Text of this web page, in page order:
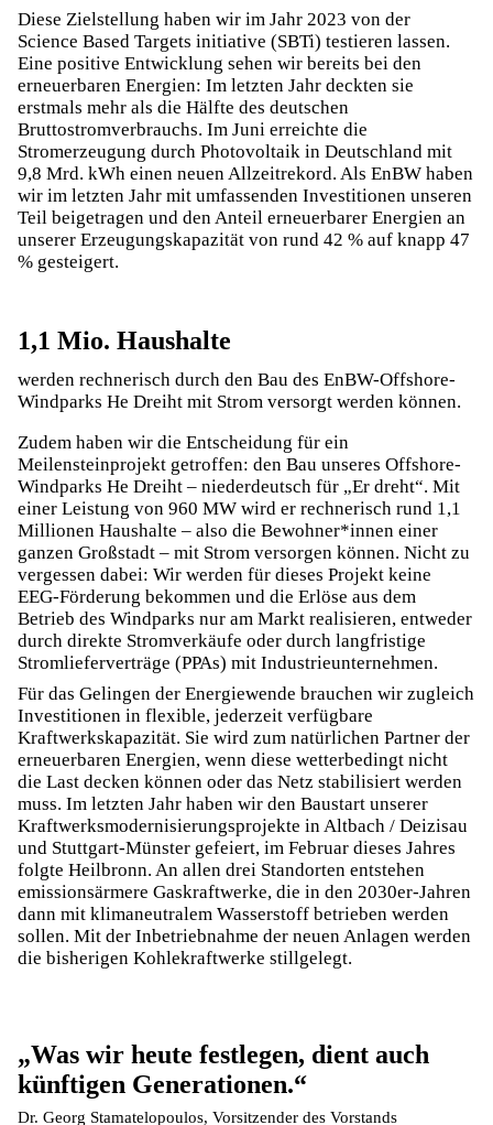
Diese Zielstellung haben wir im Jahr 2023 von der
Science Based Targets initiative (SBTi) testieren lassen.
Eine positive Entwicklung sehen wir bereits bei den
erneuerbaren Energien: Im letzten Jahr deckten sie
erstmals mehr als die Hälfte des deutschen
Bruttostromverbrauchs. Im Juni erreichte die
Stromerzeugung durch Photovoltaik in Deutschland mit
9,8 Mrd. kWh einen neuen Allzeitrekord. Als EnBW haben
wir im letzten Jahr mit umfassenden Investitionen unseren
Teil beigetragen und den Anteil erneuerbarer Energien an
unserer Erzeugungskapazität von rund 42 % auf knapp 47
% gesteigert.
1,1 Mio. Haushalte
werden rechnerisch durch den Bau des EnBW-Offshore-
Windparks He Dreiht mit Strom versorgt werden können.
Zudem haben wir die Entscheidung für ein
Meilensteinprojekt getroffen: den Bau unseres Offshore-
Windparks He Dreiht – niederdeutsch für „Er dreht“. Mit
einer Leistung von 960 MW wird er rechnerisch rund 1,1
Millionen Haushalte – also die Bewohner*innen einer
ganzen Großstadt – mit Strom versorgen können. Nicht zu
vergessen dabei: Wir werden für dieses Projekt keine
EEG-Förderung bekommen und die Erlöse aus dem
Betrieb des Windparks nur am Markt realisieren, entweder
durch direkte Stromverkäufe oder durch langfristige
Stromlieferverträge (PPAs) mit Industrieunternehmen.
Für das Gelingen der Energiewende brauchen wir zugleich
Investitionen in flexible, jederzeit verfügbare
Kraftwerkskapazität. Sie wird zum natürlichen Partner der
erneuerbaren Energien, wenn diese wetterbedingt nicht
die Last decken können oder das Netz stabilisiert werden
muss. Im letzten Jahr haben wir den Baustart unserer
Kraftwerksmodernisierungsprojekte in Altbach / Deizisau
und Stuttgart-Münster gefeiert, im Februar dieses Jahres
folgte Heilbronn. An allen drei Standorten entstehen
emissionsärmere Gaskraftwerke, die in den 2030er-Jahren
dann mit klimaneutralem Wasserstoff betrieben werden
sollen. Mit der Inbetriebnahme der neuen Anlagen werden
die bisherigen Kohlekraftwerke stillgelegt.
Was wir heute festlegen, dient auch
künftigen Generationen.
Dr. Georg Stamatelopoulos, Vorsitzender des Vorstands